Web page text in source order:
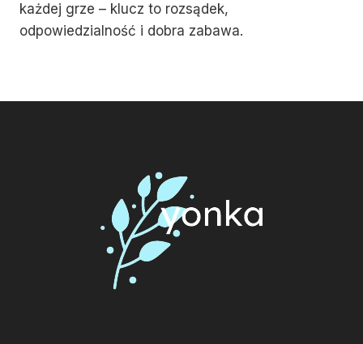
każdej grze – klucz to rozsądek,
odpowiedzialność i dobra zabawa.